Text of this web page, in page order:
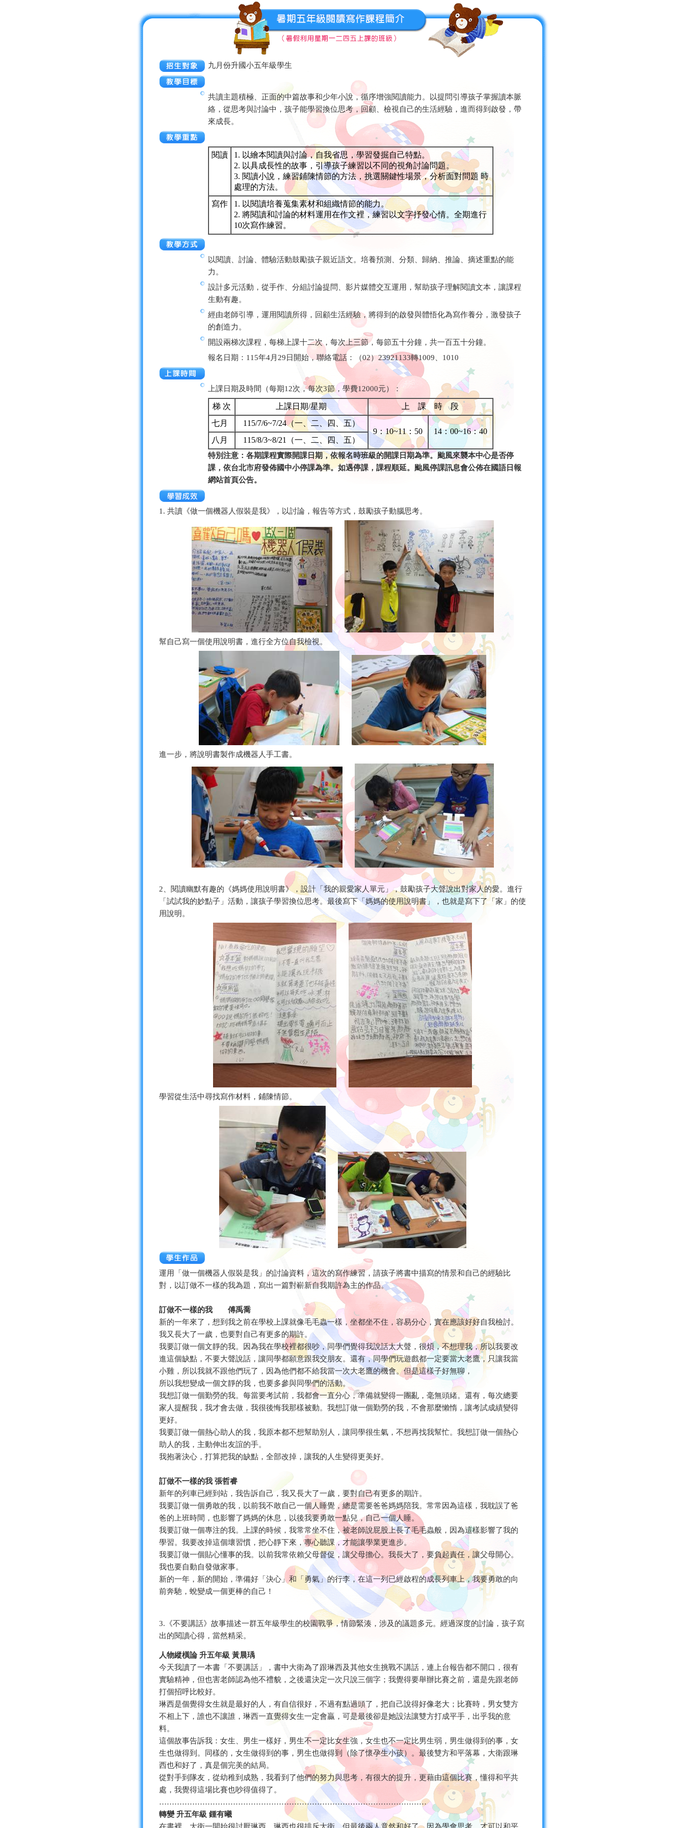
九月份升國小五年級學生
共讀主題積極、正面的中篇故事和少年小說，循序增強閱讀能力。以提問引導孩子掌握讀本脈
絡，從思考與討論中，孩子能學習換位思考，回顧、檢視自己的生活經驗，進而得到啟發，帶
來成長。
閱讀
1. 以繪本閱讀與討論，自我省思，學習發掘自己特點。
2. 以具成長性的故事，引導孩子練習以不同的視角討論問題。
3. 閱讀小說，練習鋪陳情節的方法，挑選關鍵性場景，分析面對問題 時
處理的方法。
寫作
1. 以閱讀培養蒐集素材和組織情節的能力。
2. 將閱讀和討論的材料運用在作文裡，練習以文字抒發心情。全期進行
10次寫作練習。
以閱讀、討論、體驗活動鼓勵孩子親近語文。培養預測、分類、歸納、推論、摘述重點的能
力。
設計多元活動，從手作、分組討論提問、影片媒體交互運用，幫助孩子理解閱讀文本，讓課程
生動有趣。
經由老師引導，運用閱讀所得，回顧生活經驗，將得到的啟發與體悟化為寫作養分，激發孩子
的創造力。
開設兩梯次課程，每梯上課十二次，每次上三節，每節五十分鐘，共一百五十分鐘。
報名日期：115年4月29日開始，聯絡電話：（02）23921133轉1009、1010
上課日期及時間（每期12次，每次3節，學費12000元）：
梯 次 上課日期/星期
上 課 時 段
七月
115/7/6~7/24（一、二、四、五）
9：10~11：50
14：00~16：40
八月
115/8/3~8/21（一、二、四、五）
特別注意：各期課程實際開課日期，依報名時班級的開課日期為準。颱風來襲本中心是否停
課，依台北市府發佈國中小停課為準。如遇停課，課程順延。颱風停課訊息會公佈在國語日報
網站首頁公告。
1. 共讀《做一個機器人假裝是我》，以討論，報告等方式，鼓勵孩子動腦思考。
幫自己寫一個使用說明書，進行全方位自我檢視。
進一步，將說明書製作成機器人手工書。
2、閱讀幽默有趣的《媽媽使用說明書》，設計「我的親愛家人單元」，鼓勵孩子大聲說出對家人的愛。進行
「試試我的妙點子」活動，讓孩子學習換位思考。最後寫下「媽媽的使用說明書」，也就是寫下了「家」的使
用說明。
學習從生活中尋找寫作材料，鋪陳情節。
運用「做一個機器人假裝是我」的討論資料，這次的寫作練習，請孩子將書中描寫的情景和自己的經驗比
對，以訂做不一樣的我為題，寫出一篇對嶄新自我期許為主的作品。
訂做不一樣的我 傅禹喬
新的一年來了，想到我之前在學校上課就像毛毛蟲一樣，坐都坐不住，容易分心，實在應該好好自我檢討。
我又長大了一歲，也要對自己有更多的期許。
我要訂做一個文靜的我。因為我在學校裡都很吵，同學們覺得我說話太大聲，很煩，不想理我，所以我要改
進這個缺點，不要大聲說話，讓同學都願意跟我交朋友。還有，同學們玩遊戲都一定要當大老鷹，只讓我當
小雞，所以我就不跟他們玩了，因為他們都不給我當一次大老鷹的機會。但是這樣子好無聊，
所以我想變成一個文靜的我，也要多參與同學們的活動。
我想訂做一個勤勞的我。每當要考試前，我都會一直分心，準備就變得一團亂，毫無頭緒。還有，每次總要
家人提醒我，我才會去做，我很後悔我那樣被動。我想訂做一個勤勞的我，不會那麼懶惰，讓考試成績變得
更好。
我要訂做一個熱心助人的我，我原本都不想幫助別人，讓同學很生氣，不想再找我幫忙。我想訂做一個熱心
助人的我，主動伸出友誼的手。
我抱著決心，打算把我的缺點，全部改掉，讓我的人生變得更美好。
訂做不一樣的我 張哲睿
新年的列車已經到站，我告訴自己，我又長大了一歲，要對自己有更多的期許。
我要訂做一個勇敢的我，以前我不敢自己一個人睡覺，總是需要爸爸媽媽陪我。常常因為這樣，我耽誤了爸
爸的上班時間，也影響了媽媽的休息，以後我要勇敢一點兒，自己一個人睡。
我要訂做一個專注的我。上課的時候，我常常坐不住，被老師說屁股上長了毛毛蟲般，因為這樣影響了我的
學習。我要改掉這個壞習慣，把心靜下來，專心聽課，才能讓學業更進步。
我要訂做一個貼心懂事的我。以前我常依賴父母督促，讓父母擔心。我長大了，要負起責任，讓父母開心。
我也要自動自發做家事。
新的一年，新的開始，準備好「決心」和「勇氣」的行李，在這一列已經啟程的成長列車上，我要勇敢的向
前奔馳，蛻變成一個更棒的自己！
3.《不要講話》故事描述一群五年級學生的校園戰爭，情節緊湊，涉及的議題多元。經過深度的討論，孩子寫
出的閱讀心得，當然精采。
人物縱橫論 升五年級 黃晨瑀
今天我讀了一本書「不要講話」，書中大衛為了跟琳西及其他女生挑戰不講話，連上台報告都不開口，很有
實驗精神，但也害老師認為他不禮貌，之後還決定一次只說三個字；我覺得要舉辦比賽之前，還是先跟老師
打個招呼比較好。
琳西是個覺得女生就是最好的人，有自信很好，不過有點過頭了，把自己說得好像老大；比賽時，男女雙方
不相上下，誰也不讓誰，琳西一直覺得女生一定會贏，可是最後卻是她設法讓雙方打成平手，出乎我的意
料。
這個故事告訴我：女生、男生一樣好，男生不一定比女生強，女生也不一定比男生弱，男生做得到的事，女
生也做得到。同樣的，女生做得到的事，男生也做得到（除了懷孕生小孩）。最後雙方和平落幕，大衛跟琳
西也和好了，真是個完美的結局。
從對手到隊友，從幼稚到成熟，我看到了他們的努力與思考，有很大的提升，更藉由這個比賽，懂得和平共
處，我覺得這場比賽也吵得值得了。
……………………………………………………………………………………………
轉變 升五年級 鍾有曦